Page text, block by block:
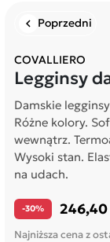
chevron_left Poprzedni
COVALLIERO
Legginsy
Damskie
Różne kolory.
wewnątrz.
Wysoki stan.
na udach.
-30% 246,40
Najniższa cena z